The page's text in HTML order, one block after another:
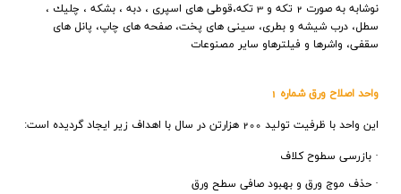
نوشابه به صورت 2 تكه و 3 تكه،
قوطي هاي اسپري ، دبه ، بشكه ، چليك ،
سطل، درب شيشه و بطري، سيني هاي پخت، صفحه هاي چاپ، پانل هاي
سقفي، واشرها و فيلترهاو ساير مصنوعات
واحد اصلاح ورق شماره 1
اين واحد با ظرفيت توليد 200 هزارتن در سال با اهداف زير ايجاد گرديده است:
· بازرسي سطوح كلاف
· حذف موج ورق و بهبود صافي ‌سطح ورق